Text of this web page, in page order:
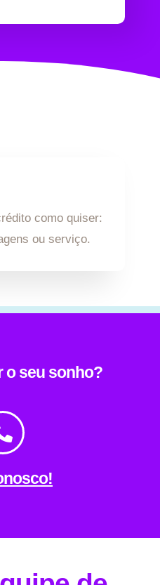
como quiser:
ou serviço.
o seu sonho?